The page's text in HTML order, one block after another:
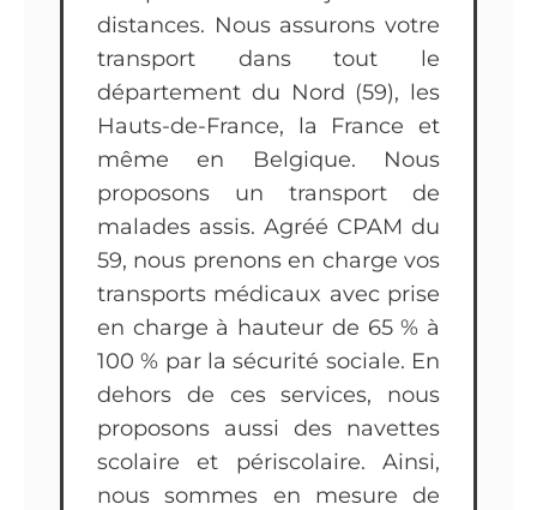
distances. Nous assurons votre
transport dans tout le
département du Nord (59), les
Hauts-de-France, la France et
même en Belgique. Nous
proposons un transport de
malades assis. Agréé CPAM du
59, nous prenons en charge vos
transports médicaux avec prise
en charge à hauteur de 65 % à
100 % par la sécurité sociale. En
dehors de ces services, nous
proposons aussi des navettes
scolaire et périscolaire. Ainsi,
nous sommes en mesure de